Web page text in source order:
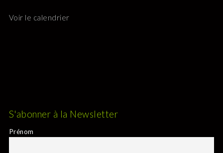
Voir le calendrier
S'abonner à la Newsletter
Prénom